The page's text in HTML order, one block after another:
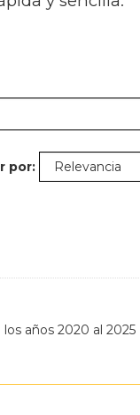
por
años 2020 al 2025